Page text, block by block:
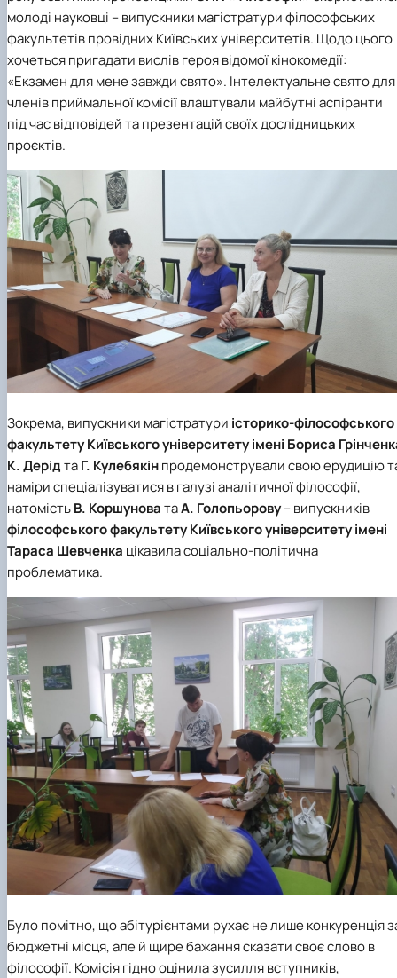
Науковий гурток «Філософські проблеми
міжособистісної та міжгрупової комунікаці…
Науковий гурток «Історія держави і права
України»
молоді науковці – випускники магістратури філософських
факультетів провідних Київських університетів. Щодо цього
хочеться пригадати вислів героя відомої кінокомедії:
«Екзамен для мене завжди свято». Інтелектуальне свято для
членів приймальної комісії влаштували майбутні аспіранти
під час відповідей та презентацій своїх дослідницьких
проєктів.
Зокрема, випускники магістратури історико-філософського
факультету Київського університету імені Бориса
К. ДерідтаГ. Кулебякінпродемонстрували свою ерудицію
наміри спеціалізуватися в галузі аналітичної філософії,
натомістьВ. КоршуноватаА. Голопьорову– випускників
філософського факультету Київського університету імені
Тараса Шевченка цікавила соціально-політична
проблематика.
Було помітно, що абітурієнтами рухає не лише конкуренція
бюджетні місця, але й щире бажання сказати своє слово в
філософії. Комісія гідно оцінила зусилля вступників,